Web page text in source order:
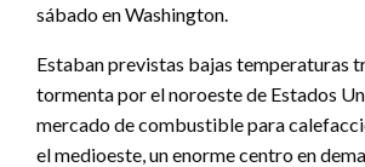
sábado en Washington.
Estaban previstas bajas temperaturas
tormenta por el noroeste de Estados
mercado de combustible para
el medioeste, un enorme centro en